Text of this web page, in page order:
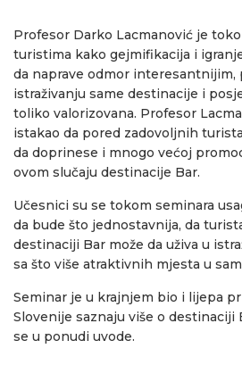
Profesor Darko Lacmanović je
turistima kako gejmifikacija i
da naprave odmor interesantnijim,
istraživanju same destinacije i
toliko valorizovana. Profesor
istakao da pored zadovoljnih
da doprinese i mnogo većoj
ovom slučaju destinacije Bar.
Učesnici su se tokom seminara
da bude što jednostavnija, da
destinaciji Bar može da uživa u
sa što više atraktivnih mjesta u
Seminar je u krajnjem bio i lijepa
Slovenije saznaju više o destinaciji
se u ponudi uvode.